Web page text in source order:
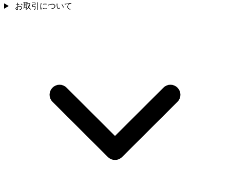
お取引について